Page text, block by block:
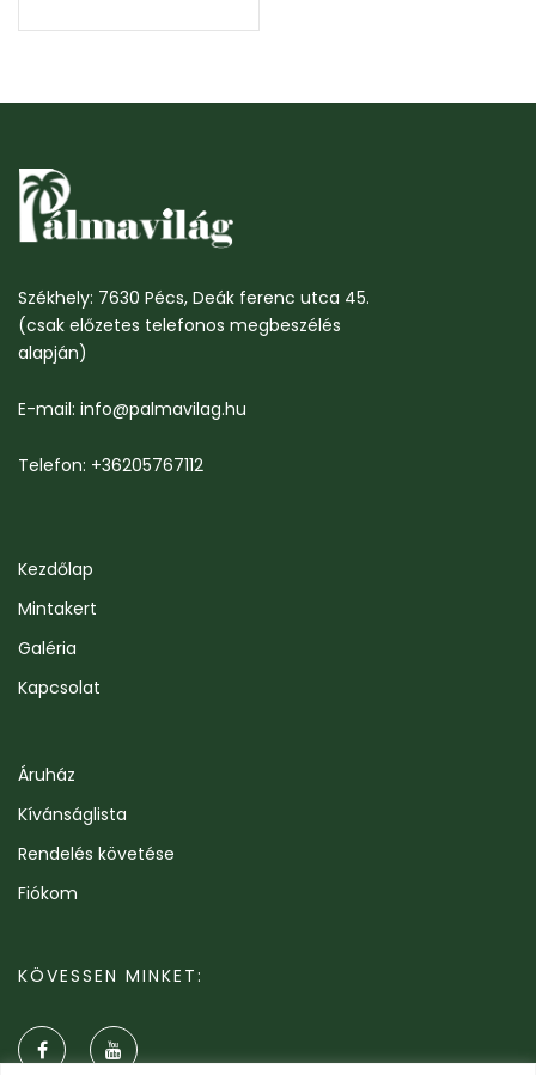
Székhely: 7630 Pécs, Deák ferenc utca 45.
(csak előzetes telefonos megbeszélés
alapján)
E-mail: info@palmavilag.hu
Telefon: +36205767112
Kezdőlap
Mintakert
Galéria
Kapcsolat
Áruház
Kívánságlista
Rendelés követése
Fiókom
KÖVESSEN MINKET: